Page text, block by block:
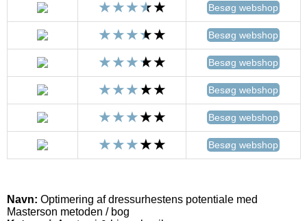
Besøg webshop
Besøg webshop
Besøg webshop
Besøg webshop
Besøg webshop
Besøg webshop
Navn: Optimering af dressurhestens potentiale med
Masterson metoden / bog